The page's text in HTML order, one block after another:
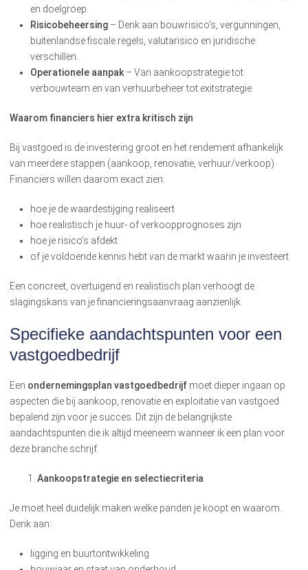
en doelgroep.
Risicobeheersing – Denk aan bouwrisico’s, vergunningen,
buitenlandse fiscale regels, valutarisico en juridische
verschillen.
Operationele aanpak– Van aankoopstrategie tot
verbouwteam en van verhuurbeheer tot exitstrategie.
Waarom financiers hier extra kritisch zijn
Bij vastgoed is de investering groot en het rendement afhankelijk
van meerdere stappen (aankoop, renovatie, verhuur/verkoop).
Financiers willen daarom exact zien:
hoe je de waardestijging realiseert
hoe realistisch je huur- of verkoopprognoses zijn
hoe je risico’s afdekt
of je voldoende kennis hebt van de markt waarin je investeert
Een concreet, overtuigend en realistisch plan verhoogt de
slagingskans van je financieringsaanvraag aanzienlijk.
Specifieke aandachtspunten voor een
vastgoedbedrijf
Een ondernemingsplan vastgoedbedrijf moet dieper ingaan op
aspecten die bij aankoop, renovatie en exploitatie van vastgoed
bepalend zijn voor je succes. Dit zijn de belangrijkste
aandachtspunten die ik altijd meeneem wanneer ik een plan voor
deze branche schrijf.
Aankoopstrategie en selectiecriteria
Je moet heel duidelijk maken welke panden je koopt en waarom.
Denk aan:
ligging en buurtontwikkeling